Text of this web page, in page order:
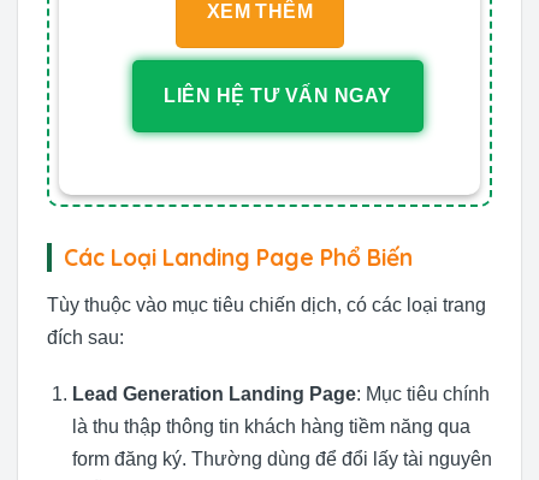
XEM THÊM
LIÊN HỆ TƯ VẤN NGAY
Các Loại Landing Page Phổ Biến
Tùy thuộc vào mục tiêu chiến dịch, có các loại trang
đích sau:
Lead Generation Landing Page: Mục tiêu chính
là thu thập thông tin khách hàng tiềm năng qua
form đăng ký. Thường dùng để đổi lấy tài nguyên